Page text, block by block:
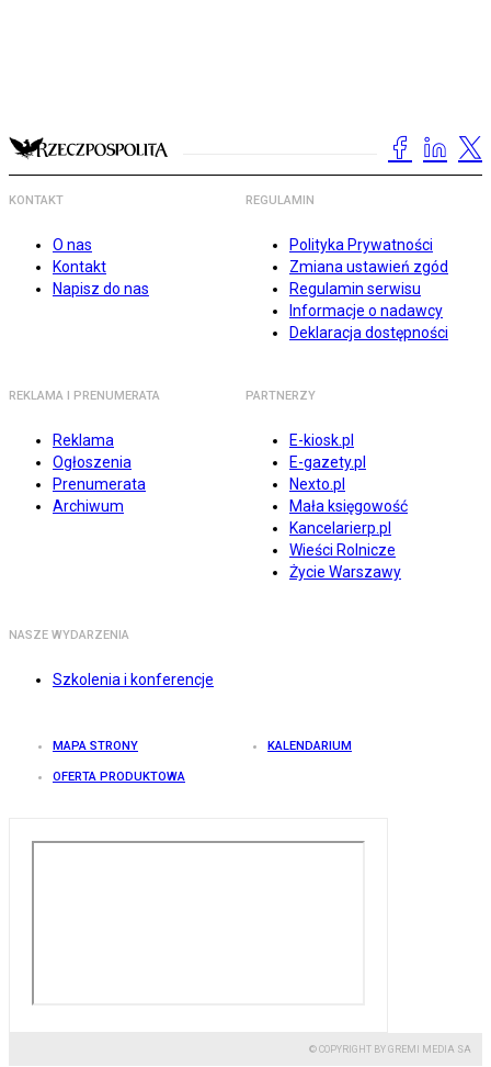
KONTAKT
O nas
Kontakt
Napisz do nas
REGULAMIN
Polityka Prywatności
Zmiana ustawień zgód
Regulamin serwisu
Informacje o nadawcy
Deklaracja dostępności
REKLAMA I PRENUMERATA
Reklama
Ogłoszenia
Prenumerata
Archiwum
PARTNERZY
E-kiosk.pl
E-gazety.pl
Nexto.pl
Mała księgowość
Kancelarierp.pl
Wieści Rolnicze
Życie Warszawy
NASZE WYDARZENIA
Szkolenia i konferencje
MAPA STRONY KALENDARIUM
OFERTA PRODUKTOWA
© COPYRIGHT BY GREMI MEDIA SA